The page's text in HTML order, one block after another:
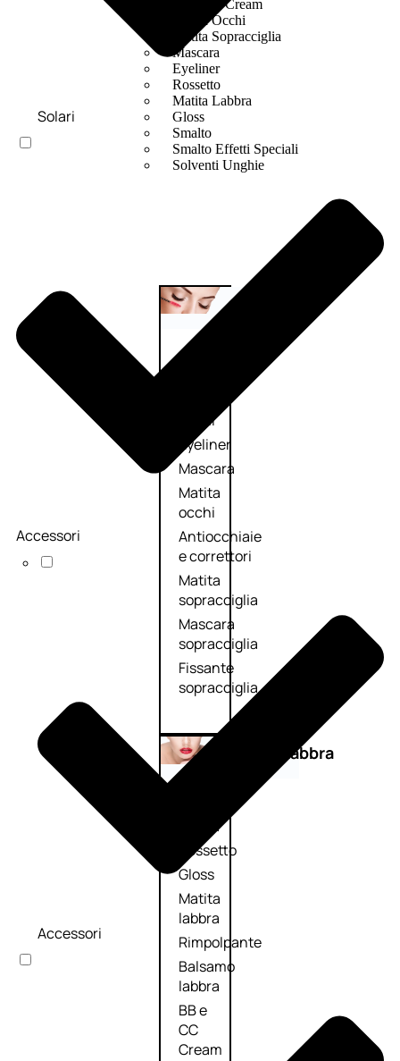
Bb E Cc Cream
Matita Occhi
Matita Sopracciglia
Mascara
Eyeliner
Rossetto
Matita Labbra
Gloss
Smalto
Smalto Effetti Speciali
Solventi Unghie
Palette
occhi
Eyeliner
Mascara
Matita
occhi
Antiocchiaie
e correttori
Matita
sopracciglia
Mascara
sopracciglia
Fissante
sopracciglia
Labbra
labbra
Rossetto
Gloss
Matita
labbra
Rimpolpante
Balsamo
labbra
BB e
CC
Cream
Solari
Accessori
Accessori